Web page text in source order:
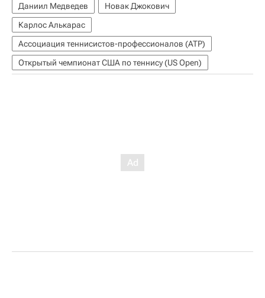
Даниил Медведев
Новак Джокович
Карлос Алькарас
Ассоциация теннисистов-профессионалов (ATP)
Открытый чемпионат США по теннису (US Open)